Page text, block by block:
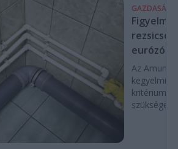
GAZDASÁG
Az Amundi
kegyelmi